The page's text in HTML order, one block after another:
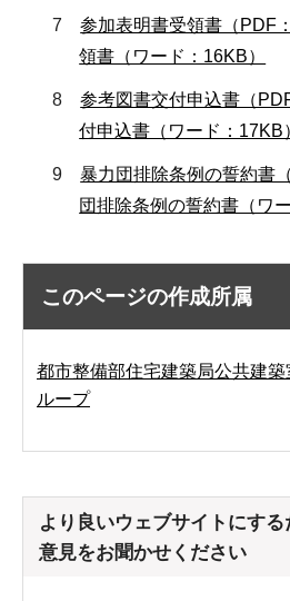
7参加表明書受領書（PDF
領書（ワード：16KB）
8参考図書交付申込書（
付申込書（ワード：17KB
9暴力団排除条例の誓約書
団排除条例の誓約書（ワ
このページの作成所属
都市整備部住宅建築局公共建
ループ
より良いウェブサイトにす
意見をお聞かせください